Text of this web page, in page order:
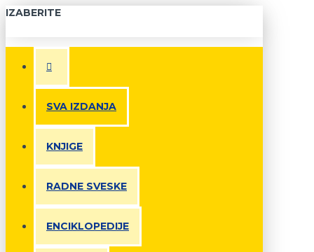
IZABERITE
SVA IZDANJA
KNJIGE
RADNE SVESKE
ENCIKLOPEDIJE